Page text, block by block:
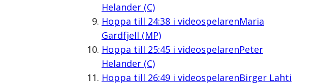
Helander (C)
Hoppa till 24:38i videospelarenMaria
Gardfjell (MP)
Hoppa till 25:45i videospelarenPeter
Helander (C)
Hoppa till 26:49i videospelarenBirger Lahti